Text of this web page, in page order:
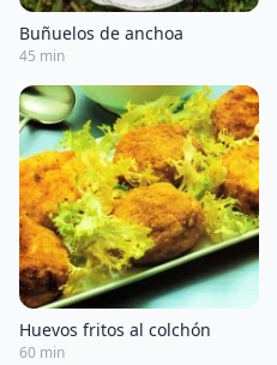
Buñuelos de anchoa
45 min
Huevos fritos al colchón
60 min